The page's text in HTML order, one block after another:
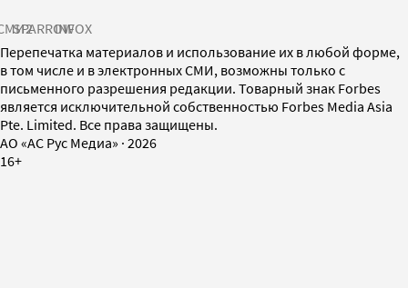
SPARROWINFOX
Перепечатка материалов и использование их в любой форме,
в том числе и в электронных СМИ, возможны только с
письменного разрешения редакции. Товарный знак Forbes
является исключительной собственностью Forbes Media Asia
Pte. Limited. Все права защищены.
AO «АС Рус Медиа» · 2026
16+